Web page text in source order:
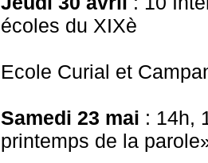
écoles du XIXè
Ecole Curial et
Samedi 23 mai : 14h,
printemps de la